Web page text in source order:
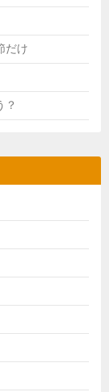
だけ
？